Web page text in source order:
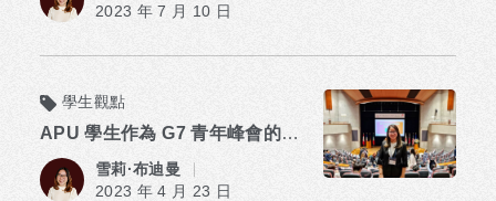
2023 年 7 月 10 日
學生觀點
APU 學生作為 G7 青年峰會的嘉賓觀察員
雪莉·布迪曼
2023 年 4 月 23 日